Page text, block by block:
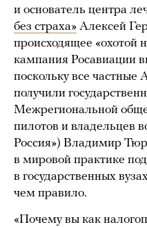
и основатель центра
без страха» Алексей
происходящее «охотой
кампания Росавиации
поскольку все частные
получили
Межрегиональной
пилотов и владельцев
Россия») Владимир
в мировой практике
в государственных
чем правило.
«Почему вы как